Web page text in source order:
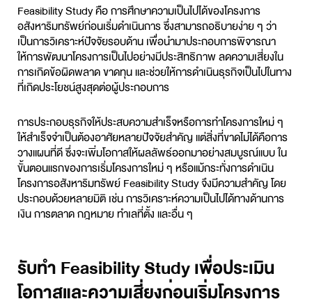
Feasibility Study คือ การศึกษาความเป็นไปได้ของโครงการ
อสังหาริมทรัพย์ก่อนเริ่มดำเนินการ ซึ่งสามารถอธิบายง่าย ๆ ว่า
เป็นการวิเคราะห์ปัจจัยรอบด้าน เพื่อนำมาประกอบการพิจารณา
ให้การพัฒนาโครงการเป็นไปอย่างมีประสิทธิภาพ ลดความเสี่ยงใน
การเกิดข้อผิดพลาด ขาดทุน และช่วยให้การดำเนินธุรกิจเป็นไปในทาง
ที่เกิดประโยชน์สูงสุดต่อผู้ประกอบการ
การประกอบธุรกิจให้ประสบความสำเร็จหรือการทำโครงการใหม่ ๆ
ให้สำเร็จจำเป็นต้องอาศัยหลายปัจจัยสำคัญ แต่สิ่งที่ขาดไม่ได้คือการ
วางแผนที่ดี ซึ่งจะเพิ่มโอกาสให้ผลลัพธ์ออกมาอย่างสมบูรณ์แบบ ใน
ขั้นตอนแรกของการเริ่มโครงการใหม่ ๆ หรือแม้กระทั่งการดำเนิน
โครงการอสังหาริมทรัพย์ Feasibility Study จึงมีความสำคัญ โดย
ประกอบด้วยหลายมิติ เช่น การวิเคราะห์ความเป็นไปได้ทางด้านการ
เงิน การตลาด กฎหมาย ทำเลที่ตั้ง และอื่น ๆ
รับทำ Feasibility Study เพื่อประเมิน
โอกาสและความเสี่ยงก่อนเริ่มโครงการ